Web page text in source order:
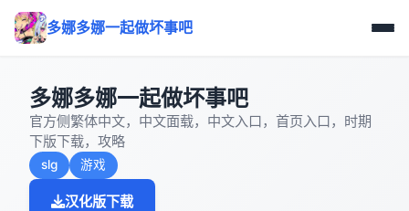
多娜多娜一起做坏事吧
多娜多娜一起做坏事吧
官方侧繁体中文，中文面载，中文入口，首页入口，时期
下版下载，攻略
slg 游戏
汉化版下载